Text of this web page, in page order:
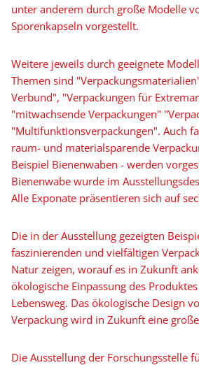
unter anderem durch große Modelle
Sporenkapseln vorgestellt.
Weitere jeweils durch geeignete
Themen sind
Verbund", "Verpackungen für
"mitwachsende Verpackungen"
"Multifunktionsverpackungen". Auch
raum- und materialsparende
Beispiel Bienenwaben - werden
Bienenwabe wurde im
Alle Exponate präsentieren sich auf
Die in der Ausstellung gezeigten
faszinierenden und vielfältigen
Natur zeigen, worauf es in Zukunft
ökologische Einpassung des
Lebensweg. Das ökologische Design
Verpackung wird in Zukunft eine
Die Ausstellung der Forschungsstelle